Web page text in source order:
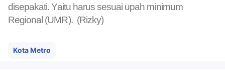
disepakati. Yaitu harus sesuai upah minimum
Regional (UMR). (Rizky)
Kota Metro